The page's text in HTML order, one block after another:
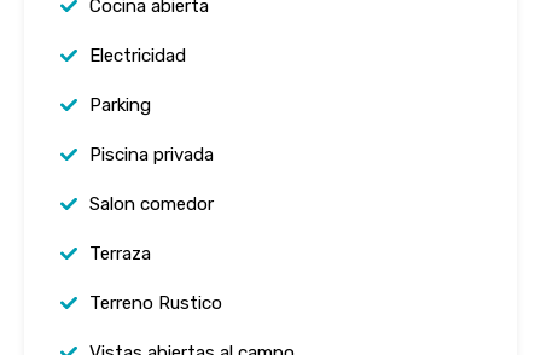
Cocina abierta
Electricidad
Parking
Piscina privada
Salon comedor
Terraza
Terreno Rustico